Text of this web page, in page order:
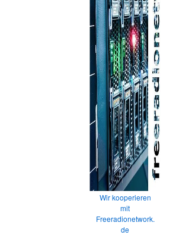
Wir kooperieren
mit
Freeradionetwork.
de